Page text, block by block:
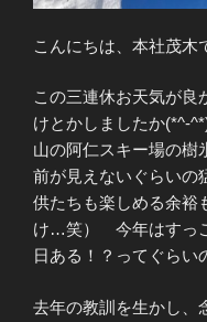
こんにちは、本社茂木
この三連休お天気が良
けとかしましたか(*^-
山の阿仁スキー場の樹
前が見えないぐらいの
供たちも楽しめる余裕
け…笑） 今年はすっ
日ある！？ってぐらい
去年の教訓を生かし、